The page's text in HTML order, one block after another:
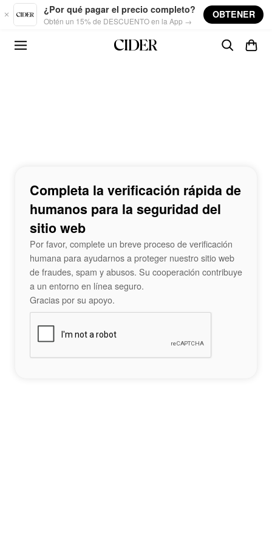
Skip to main content
¿Por qué pagar el precio completo?
Obtén un 15% de DESCUENTO en la App →
OBTENER
Completa la verificación rápida de
humanos para la seguridad del
sitio web
Por favor, complete un breve proceso de verificación
humana para ayudarnos a proteger nuestro sitio web
de fraudes, spam y abusos. Su cooperación contribuye
a un entorno en línea seguro.
Gracias por su apoyo.